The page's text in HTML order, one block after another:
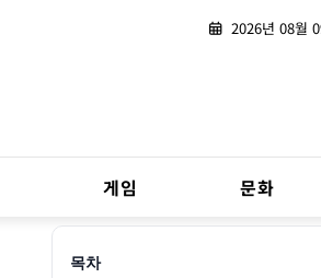
2026년 08월
게임 문화
목차